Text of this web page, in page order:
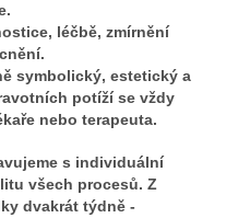
léčbě, zmírnění
symbolický, estetický a
potíží se vždy
nebo terapeuta.
s individuální
všech procesů. Z
dvakrát týdně -